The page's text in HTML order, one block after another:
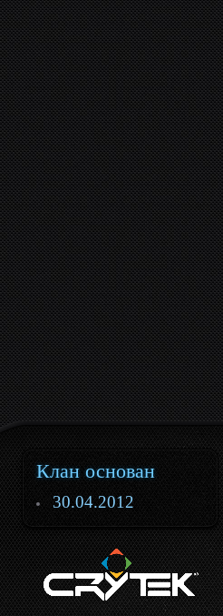
Клан основан
30.04.2012